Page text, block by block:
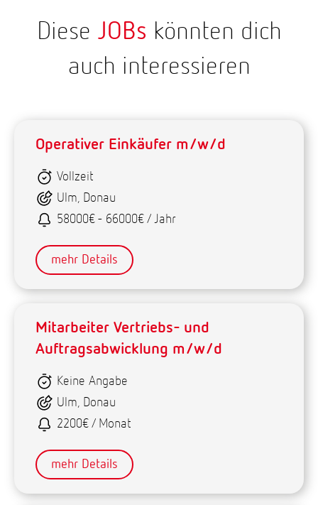
Diese JOBs könnten dich
auch interessieren
Operativer Einkäufer m/w/d
Vollzeit
Ulm, Donau
58000€ - 66000€ / Jahr
mehr Details
Mitarbeiter Vertriebs- und
Auftragsabwicklung m/w/d
Keine Angabe
Ulm, Donau
2200€ / Monat
mehr Details